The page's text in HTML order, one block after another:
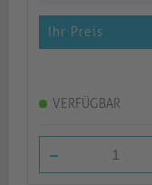
Ihr Preis
VERFÜGBAR
-